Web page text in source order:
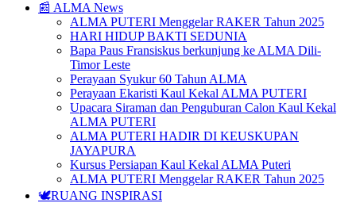
📰 ALMA News
ALMA PUTERI Menggelar RAKER Tahun 2025
HARI HIDUP BAKTI SEDUNIA
Bapa Paus Fransiskus berkunjung ke ALMA Dili-
Timor Leste
Perayaan Syukur 60 Tahun ALMA
Perayaan Ekaristi Kaul Kekal ALMA PUTERI
Upacara Siraman dan Penguburan Calon Kaul Kekal
ALMA PUTERI
ALMA PUTERI HADIR DI KEUSKUPAN
JAYAPURA
Kursus Persiapan Kaul Kekal ALMA Puteri
ALMA PUTERI Menggelar RAKER Tahun 2025
🕊️RUANG INSPIRASI